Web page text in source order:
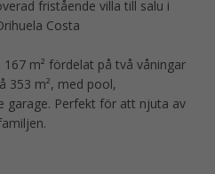
fristående villa till salu i
Costa
m² fördelat på två våningar
353 m², med pool,
garage. Perfekt för att njuta av